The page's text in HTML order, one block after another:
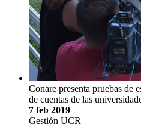
Conare presenta pruebas de
de cuentas de las
7 feb 2019
Gestión UCR